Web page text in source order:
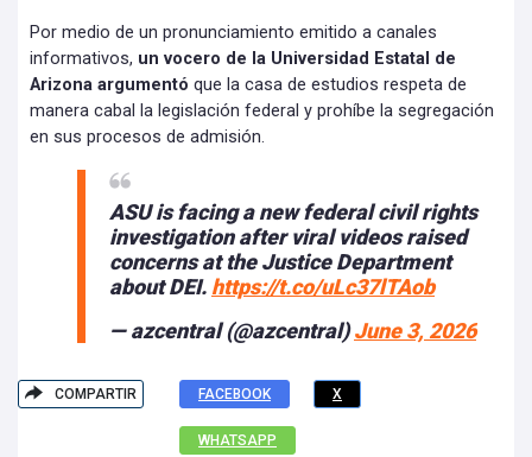
Por medio de un pronunciamiento emitido a canales
informativos, un vocero de la Universidad Estatal de
Arizona argumentó que la casa de estudios respeta de
manera cabal la legislación federal y prohíbe la segregación
en sus procesos de admisión.
ASU is facing a new federal civil rights
investigation after viral videos raised
concerns at the Justice Department
about DEI. https://t.co/uLc37lTAob
— azcentral (@azcentral)June 3, 2026
COMPARTIR FACEBOOK X
WHATSAPP